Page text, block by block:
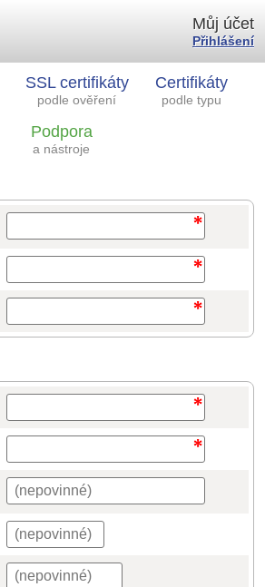
SSL certifikáty
podle ověření
Certifikáty
podle typu
Podpora
a nástroje
Můj účet
Přihlášení